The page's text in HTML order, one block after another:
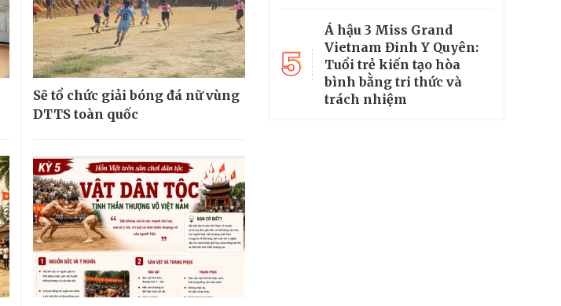
Sẽ tổ chức giải bóng đá nữ vùng
DTTS toàn quốc
5
Á hậu 3 Miss Grand
Vietnam Đinh Y Quyên:
Tuổi trẻ kiến tạo hòa
bình bằng tri thức và
trách nhiệm